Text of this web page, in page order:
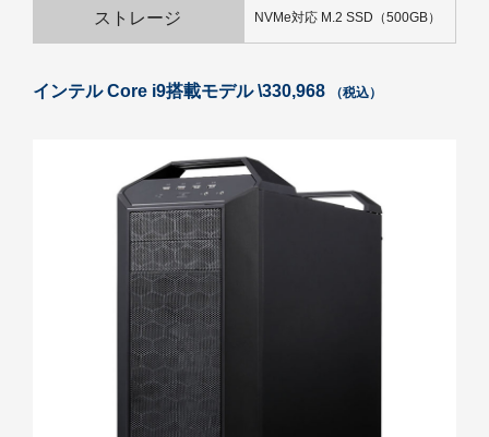
ストレージ NVMe対応 M.2 SSD（500GB）
インテル Core i9搭載モデル \330,968 （税込）